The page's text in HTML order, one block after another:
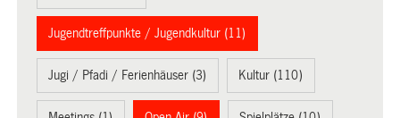
Jugendtreffpunkte / Jugendkultur (11)
Jugi / Pfadi / Ferienhäuser (3) Kultur (110)